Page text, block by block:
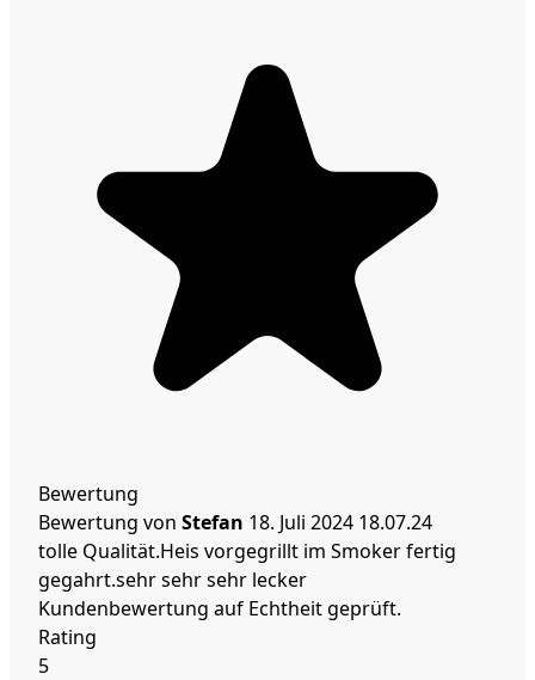
Bewertung
Bewertung von Stefan 18. Juli 2024 18.07.24
tolle Qualität.Heis vorgegrillt im Smoker fertig
gegahrt.sehr sehr sehr lecker
Kundenbewertung auf Echtheit geprüft.
Rating
5